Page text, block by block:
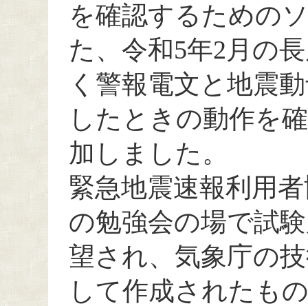
を確認するための
た、令和5年2月の
く警報電文と地震
したときの動作を
加しました。
緊急地震速報利用
の勉強会の場で試
望され、気象庁の
して作成されたも